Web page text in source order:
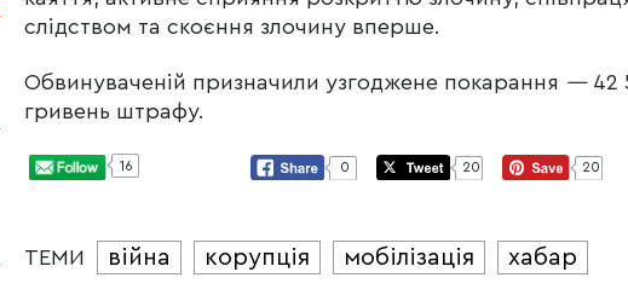
слідством та скоєння злочину вперше.
Обвинуваченій призначили узгоджене покарання —42
гривень штрафу.
16 0 20 20
ТЕМИ війна корупція мобілізація хабар